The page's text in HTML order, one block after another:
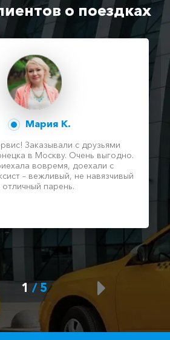
о поездках
Мария К.
Заказывали с друзьями
в Москву. Очень выгодно.
вовремя, доехали с
– вежливый, не навязчивый
отличный парень.
1 /5